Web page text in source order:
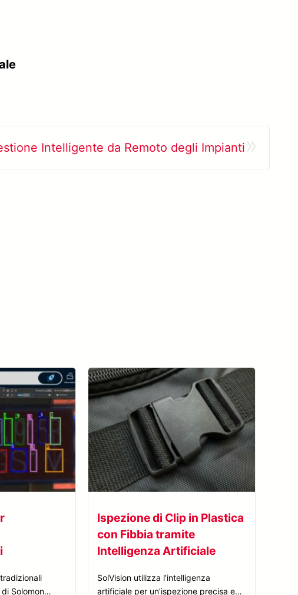
Intelligente da Remoto degli Impianti
Solomon
Ispezione di Clip in Plastica
con Fibbia tramite
Intelligenza Artificiale
SolVision utilizza l’intelligenza
artificiale per un’ispezione precisa e il